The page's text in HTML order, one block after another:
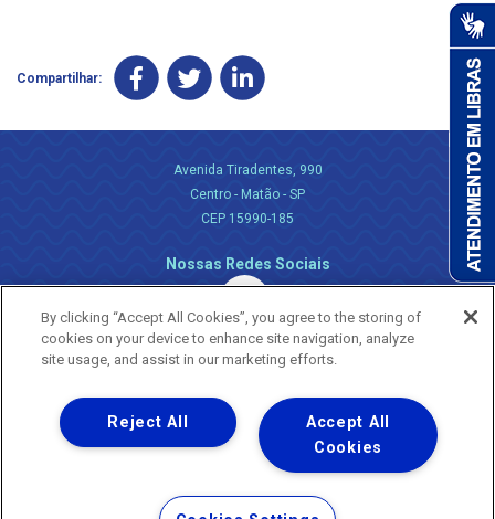
Compartilhar:
Avenida Tiradentes, 990
Centro - Matão - SP
CEP 15990-185
Nossas Redes Sociais
Uma empresa
Copyright ® 2026 - Todos os Direitos Reservados.
Nossa natureza movimenta a vida
Termos Gerais de Uso de Sites e Aplicativos
By clicking “Accept All Cookies”, you agree to the storing of
cookies on your device to enhance site navigation, analyze
site usage, and assist in our marketing efforts.
Accept All
Cookies
Reject All